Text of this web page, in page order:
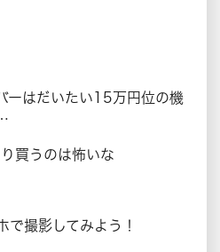
ーはだいたい15万円位の機
買うのは怖いな
で撮影してみよう！